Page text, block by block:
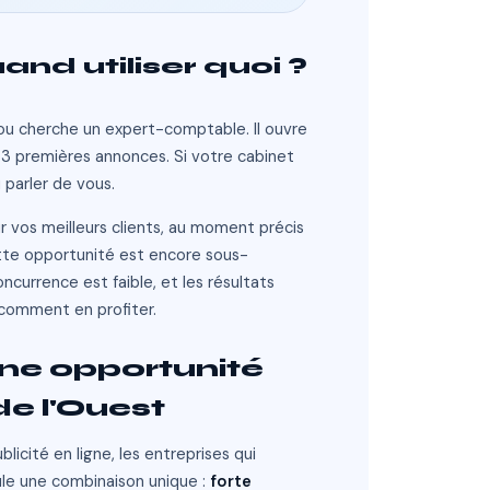
utiliser quoi ?
cherche un expert-comptable. Il ouvre
premières annonces. Si votre cabinet
de vous.
vos meilleurs clients, au moment précis
opportunité est encore sous-
est faible, et les résultats
en profiter.
opportunité
l'Ouest
en ligne, les entreprises qui
une combinaison unique : forte